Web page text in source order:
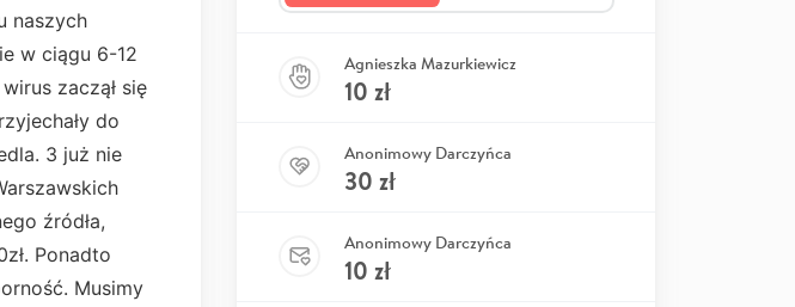
naszych
w ciągu 6-12
zaczął się
do
3 już nie
źródła,
Ponadto
Musimy
Agnieszka Mazurkiewicz
10 zł
Anonimowy Darczyńca
30 zł
Anonimowy Darczyńca
10 zł